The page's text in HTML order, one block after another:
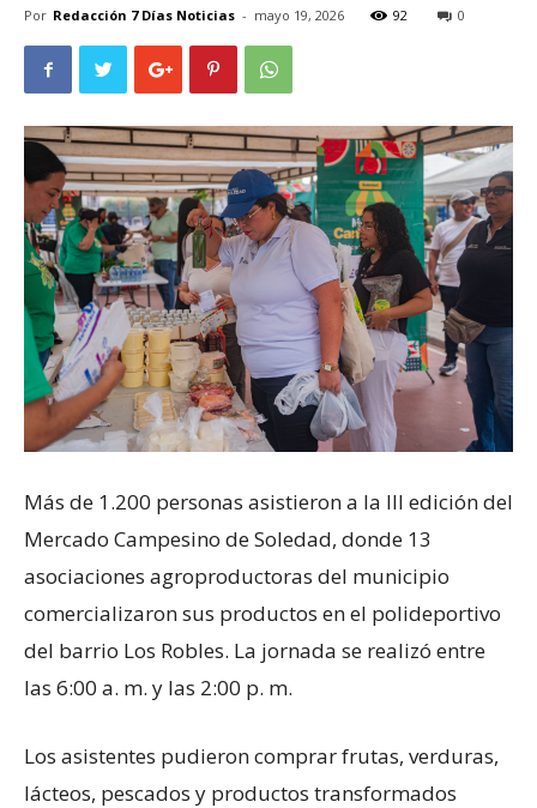
Por Redacción 7 Días Noticias - mayo 19, 2026 92 0
Más de 1.200 personas asistieron a la III edición del
Mercado Campesino de Soledad, donde 13
asociaciones agroproductoras del municipio
comercializaron sus productos en el polideportivo
del barrio Los Robles. La jornada se realizó entre
las 6:00 a. m. y las 2:00 p. m.
Los asistentes pudieron comprar frutas, verduras,
lácteos, pescados y productos transformados